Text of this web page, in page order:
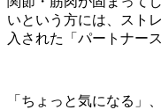
いという方には、スト
入された「パートナー
「ちょっと気になる」